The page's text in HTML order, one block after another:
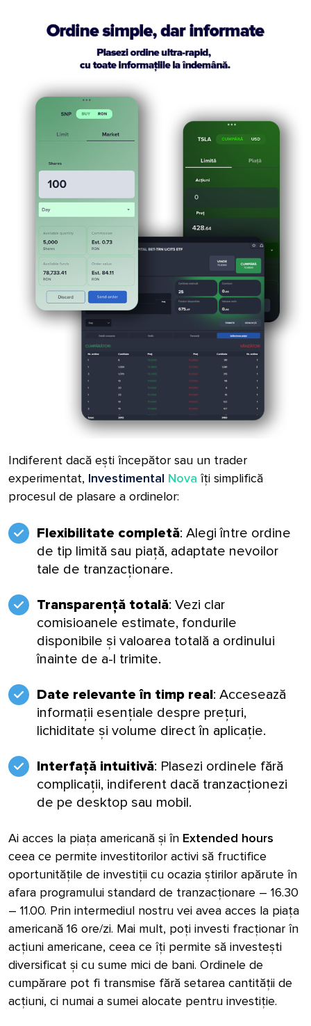
Indiferent dacă ești începător sau un trader
experimentat, Investimental Nova îți simplifică
procesul de plasare a ordinelor:
Flexibilitate completă: Alegi între ordine
de tip limită sau piață, adaptate nevoilor
tale de tranzacționare.
Transparență totală: Vezi clar
comisioanele estimate, fondurile
disponibile și valoarea totală a ordinului
înainte de a-l trimite.
Date relevante în timp real: Accesează
informații esențiale despre prețuri,
lichiditate și volume direct în aplicație.
Interfață intuitivă: Plasezi ordinele fără
complicații, indiferent dacă tranzacționezi
de pe desktop sau mobil.
Ai acces la piața americană și în Extended hours
ceea ce permite investitorilor activi să fructifice
oportunitățile de investiții cu ocazia știrilor apărute în
afara programului standard de tranzacționare – 16.30
– 11.00. Prin intermediul nostru vei avea acces la piața
americană 16 ore/zi. Mai mult, poți investi fracționar în
acțiuni americane, ceea ce îți permite să investești
diversificat și cu sume mici de bani. Ordinele de
cumpărare pot fi transmise fără setarea cantității de
acțiuni, ci numai a sumei alocate pentru investiție.